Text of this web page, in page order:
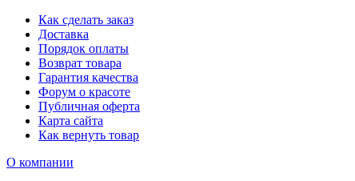
Как сделать заказ
Доставка
Порядок оплаты
Возврат товара
Гарантия качества
Форум о красоте
Публичная оферта
Карта сайта
Как вернуть товар
О компании